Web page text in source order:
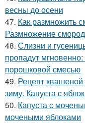
весны до осени
47. Как размножить
Размножение
48. Слизни и
пропадут мгновенно:
порошковой смесью
49. Рецепт квашеной
зиму. Капуста с
50. Капуста с
мочеными яблоками